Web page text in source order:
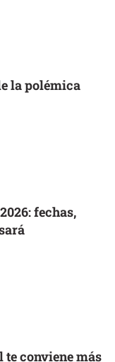
la polémica
fechas,
te conviene más